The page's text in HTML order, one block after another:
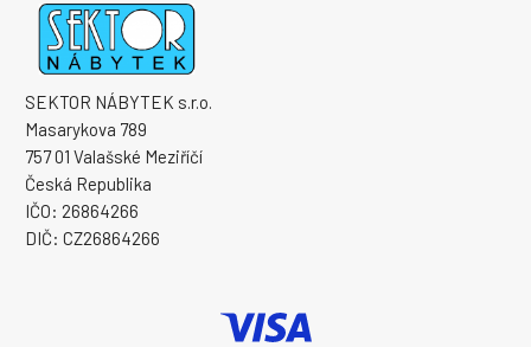
SEKTOR NÁBYTEK s.r.o.
Masarykova 789
757 01 Valašské Meziříčí
Česká Republika
IČO: 26864266
DIČ: CZ26864266